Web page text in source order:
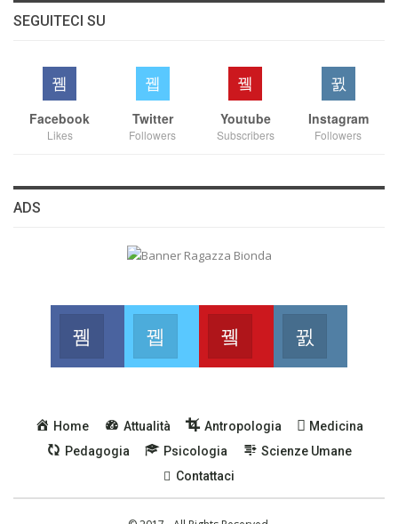
SEGUITECI SU
Facebook
Likes
Twitter
Followers
Youtube
Subscribers
Instagram
Followers
ADS
Facebook
Join us on Facebook
Twitter
Join us on Twitter
Youtube
Join us on Youtube
Home Attualità Antropologia
Medicina
Pedagogia
Psicologia
Scienze Umane
Contattaci